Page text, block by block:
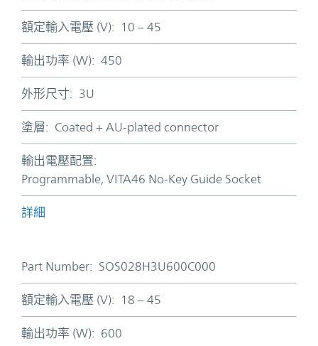
額定輸入電壓 (V): 10 – 45
輸出功率 (W): 450
外形尺寸: 3U
塗層: Coated + AU-plated connector
輸出電壓配置:
Programmable, VITA46 No-Key Guide Socket
詳細
Part Number: SOS028H3U600C000
額定輸入電壓 (V): 18 – 45
輸出功率 (W): 600